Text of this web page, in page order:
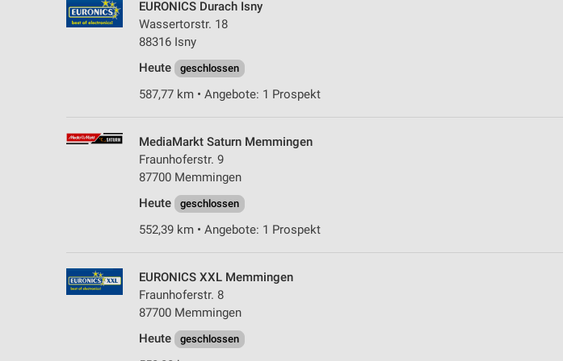
EURONICS Durach Isny
Wassertorstr. 18
88316 Isny
Heute
geschlossen
587,77 km • Angebote: 1 Prospekt
MediaMarkt Saturn Memmingen
Fraunhoferstr. 9
87700 Memmingen
Heute
geschlossen
552,39 km • Angebote: 1 Prospekt
EURONICS XXL Memmingen
Fraunhoferstr. 8
87700 Memmingen
Heute
geschlossen